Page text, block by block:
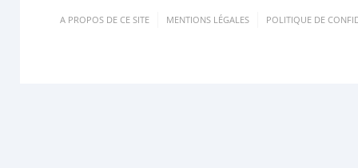
A PROPOS DE CE SITE MENTIONS LÉGALES POLITIQUE DE